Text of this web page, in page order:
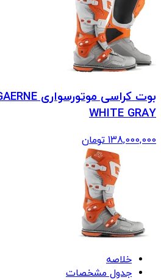
WHITE GRAY
138,000,000 تومان
خلاصه
جدول مشخصات